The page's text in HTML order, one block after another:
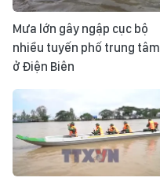
Mưa lớn gây ngập cục bộ
nhiều tuyến phố trung tâm
ở Điện Biên